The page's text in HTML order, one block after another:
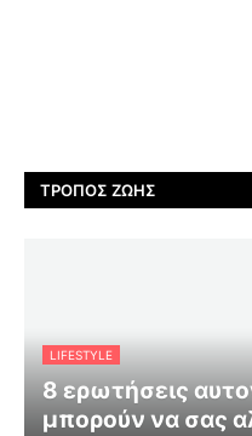
ΤΡΌΠΟΣ ΖΩΉΣ
LIFESTYLE
8 ερωτήσεις
μπορούν να σας